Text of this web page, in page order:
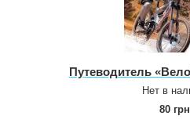
Путеводитель
Нет в
80